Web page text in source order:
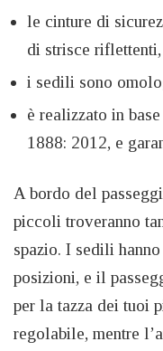
le cinture di
di strisce
i sedili sono
è realizzato in
1888: 2012, e
A bordo del
piccoli troveranno
spazio. I sedili
posizioni, e il
per la tazza dei tuoi
regolabile, mentre